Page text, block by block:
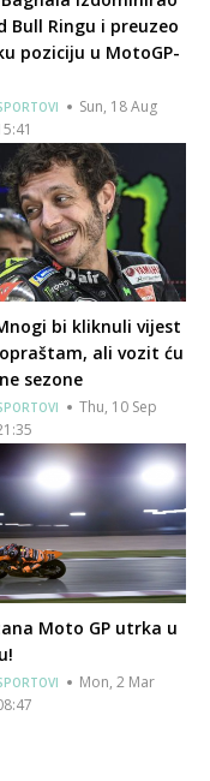
Bull Ringu i preuzeo
poziciju u MotoGP-
Sun, 18 Aug
bi kliknuli vijest
ali vozit ću
sezone
Thu, 10 Sep
Moto GP utrka u
Mon, 2 Mar